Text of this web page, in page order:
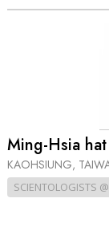
Ming-Hsia
KAOHSIUNG,
SCIENTOLOGISTS